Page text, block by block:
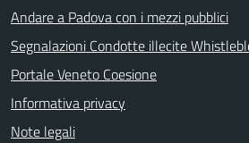
Andare a Padova con i mezzi pubblici
Segnalazioni Condotte illecite
Portale Veneto Coesione
Informativa privacy
Note legali